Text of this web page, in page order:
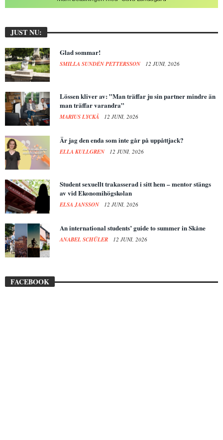
JUST NU:
Glad sommar!
SMILLA SUNDÉN PETTERSSON 12 JUNI, 2026
Lössen kliver av: ”Man träffar ju sin partner mindre än
man träffar varandra”
MARIUS LYCKÅ 12 JUNI, 2026
Är jag den enda som inte går på uppåttjack?
ELLA KULLGREN 12 JUNI, 2026
Student sexuellt trakasserad i sitt hem – mentor stängs
av vid Ekonomihögskolan
ELSA JANSSON 12 JUNI, 2026
An international students’ guide to summer in Skåne
ANABEL SCHÜLER 12 JUNI, 2026
FACEBOOK